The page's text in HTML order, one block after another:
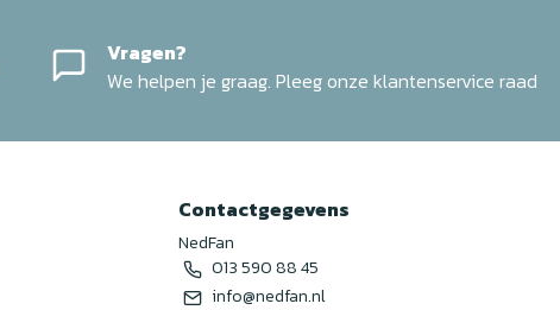
Vragen?
We helpen je graag. Pleeg onze klantenservice raad
Contactgegevens
NedFan
013 590 88 45
info@nedfan.nl